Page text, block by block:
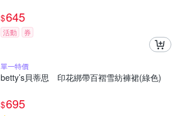
$645
活動 券
單一特價
betty’s貝蒂思 印花綁帶百褶雪紡褲裙(綠色)
$695